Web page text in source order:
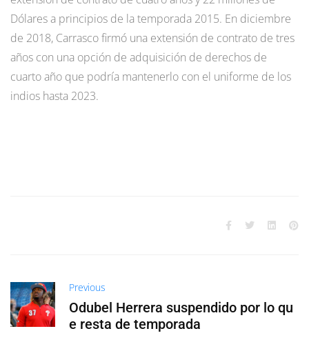
Dólares a principios de la temporada 2015. En diciembre
de 2018, Carrasco firmó una extensión de contrato de tres
años con una opción de adquisición de derechos de
cuarto año que podría mantenerlo con el uniforme de los
indios hasta 2023.
Previous
Odubel Herrera suspendido por lo qu
e resta de temporada